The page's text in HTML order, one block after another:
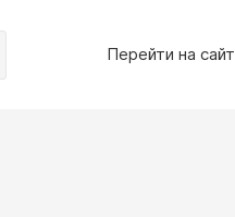
Перейти на сайт